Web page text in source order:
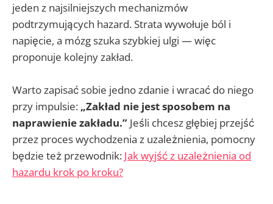
jeden z najsilniejszych mechanizmów
podtrzymujących hazard. Strata wywołuje ból i
napięcie, a mózg szuka szybkiej ulgi — więc
proponuje kolejny zakład.
Warto zapisać sobie jedno zdanie i wracać do niego
przy impulsie: „Zakład nie jest sposobem na
naprawienie zakładu.” Jeśli chcesz głębiej przejść
przez proces wychodzenia z uzależnienia, pomocny
będzie też przewodnik: Jak wyjść z uzależnienia od
hazardu krok po kroku?